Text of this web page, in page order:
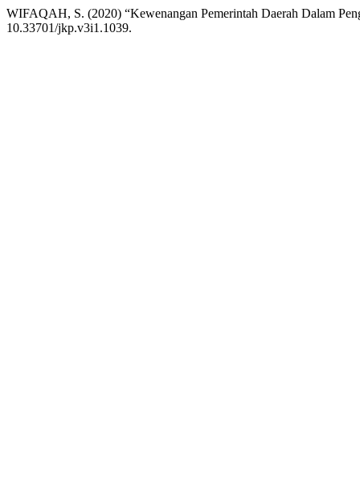
WIFAQAH, S. (2020) “Kewenangan Pemerintah Daerah Dalam
10.33701/jkp.v3i1.1039.